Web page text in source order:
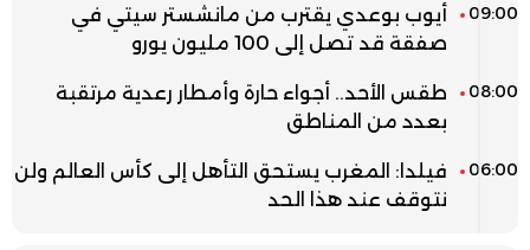
09:00
أيوب بوعدي يقترب من مانشستر سيتي في
صفقة قد تصل إلى 100 مليون يورو
08:00
طقس الأحد.. أجواء حارة وأمطار رعدية مرتقبة
بعدد من المناطق
06:00
فيلدا: المغرب يستحق التأهل إلى كأس العالم ولن
نتوقف عند هذا الحد